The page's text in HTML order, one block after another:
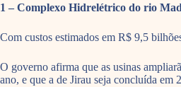
1 – Complexo Hidrelétrico do rio
Com custos estimados em R$ 9,5
O governo afirma que as usinas
ano, e que a de Jirau seja concluída em